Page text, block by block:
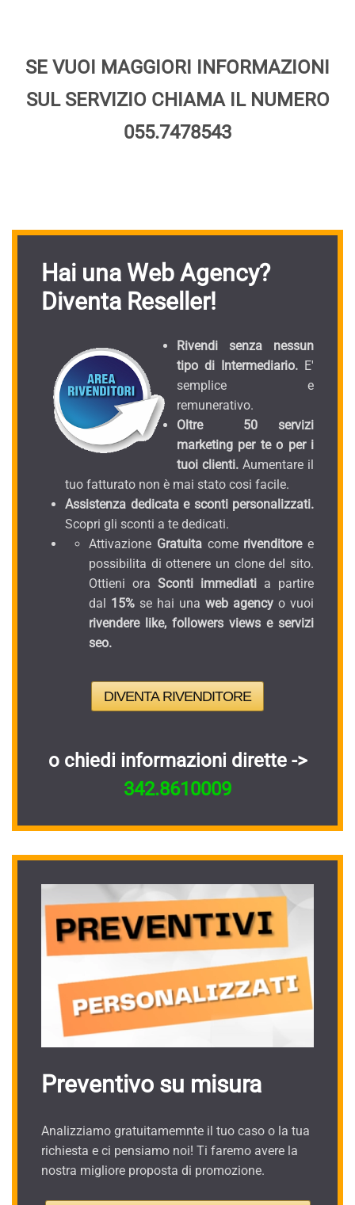
SE VUOI MAGGIORI INFORMAZIONI
SUL SERVIZIO CHIAMA IL NUMERO
055.7478543
Hai una Web Agency?
Diventa Reseller!
Rivendi senza nessun
tipo di Intermediario. E'
semplice e
remunerativo.
Oltre 50 servizi
marketing per te o per i
tuoi clienti. Aumentare il
tuo fatturato non è mai stato cosi facile.
Assistenza dedicata e sconti personalizzati.
Scopri gli sconti a te dedicati.
Attivazione Gratuitacomerivenditoree
possibilita di ottenere un clone del sito.
Ottieni ora Sconti immediati a partire
dal 15% se hai una web agency o vuoi
rivendere like, followers views e servizi
seo.
DIVENTA RIVENDITORE
o chiedi informazioni dirette ->
342.8610009
Preventivo su misura
Analizziamo gratuitamemnte il tuo caso o la tua
richiesta e ci pensiamo noi! Ti faremo avere la
nostra migliore proposta di promozione.